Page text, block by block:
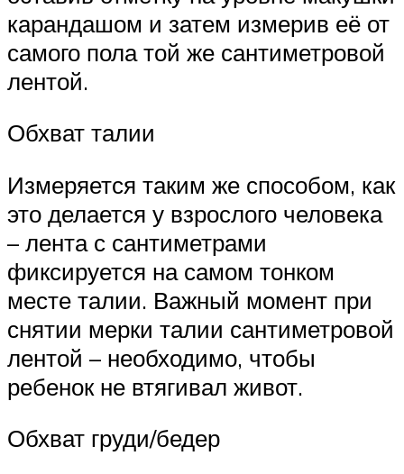
карандашом и затем измерив её от
самого пола той же сантиметровой
лентой.
Обхват талии
Измеряется таким же способом, как
это делается у взрослого человека
– лента с сантиметрами
фиксируется на самом тонком
месте талии. Важный момент при
снятии мерки талии сантиметровой
лентой – необходимо, чтобы
ребенок не втягивал живот.
Обхват груди/бедер